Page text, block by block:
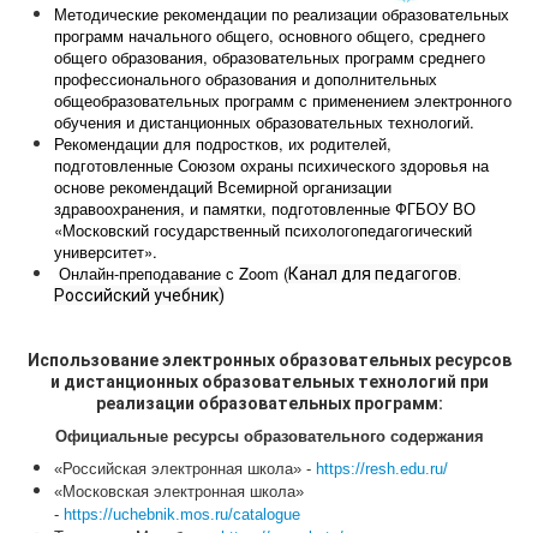
Методические рекомендации по реализации образовательных
программ начального общего, основного общего, среднего
общего образования, образовательных программ среднего
профессионального образования и дополнительных
общеобразовательных программ с применением электронного
обучения и дистанционных образовательных технологий.
Рекомендации для подростков, их родителей,
подготовленные Союзом охраны психического здоровья на
основе рекомендаций Всемирной организации
здравоохранения, и памятки, подготовленные ФГБОУ ВО
«Московский государственный психологопедагогический
университет».
Онлайн-преподавание с Zoom (Канал для педагогов.
Российский учебник)
Использование электронных образовательных ресурсов
и дистанционных образовательных технологий при
реализации образовательных программ:
Официальные ресурсы образовательного содержания
«Российская электронная школа» - https://resh.edu.ru/
«Московская электронная школа»
- https://uchebnik.mos.ru/catalogue